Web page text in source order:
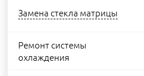
Замена стекла матрицы
Ремонт системы
охлаждения